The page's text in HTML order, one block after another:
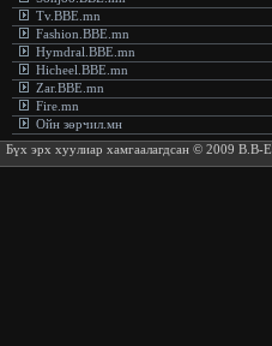
Tv.BBE.mn
Fashion.BBE.mn
Hymdral.BBE.mn
Hicheel.BBE.mn
Zar.BBE.mn
Fire.mn
Ойн зөрчил.мн
Бүх эрх хуулиар хамгаалагдсан © 2009 B.B-E